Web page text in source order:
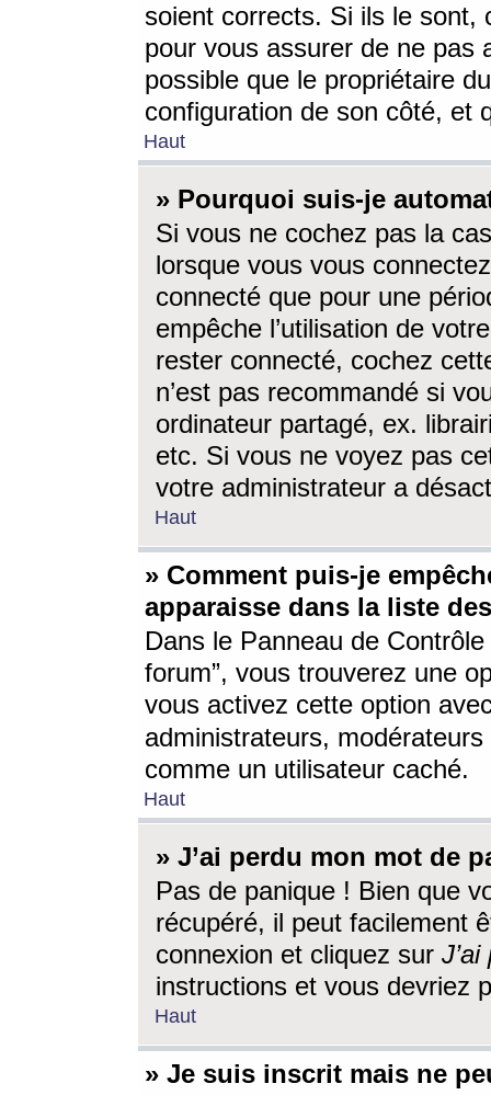
soient corrects. Si ils le sont,
pour vous assurer de ne pas
possible que le propriétaire
configuration de son côté, et
Haut
» Pourquoi suis-je
Si vous ne cochez pas la
lorsque vous vous
connecté que pour une
empêche l’utilisation de
rester connecté, cochez
n’est pas recommandé si
ordinateur partagé, ex.
etc. Si vous ne voyez pas
votre administrateur a
Haut
» Comment puis-je
apparaisse dans la liste
Dans le Panneau de
forum”, vous trouverez une
vous activez cette option
administrateurs,
comme un utilisateur caché.
Haut
» J’ai perdu mon mot de
Pas de panique ! Bien que
récupéré, il peut facilement
connexion et cliquez sur
instructions et vous devriez
Haut
» Je suis inscrit mais ne